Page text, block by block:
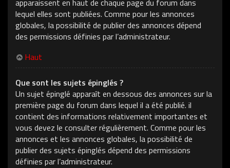
apparaissent en haut de chaque page du forum dans
lequel elles sont publiées. Comme pour les annonces
globales, la possibilité de publier des annonces dépend
des permissions définies par l’administrateur.
Haut
Que sont les sujets épinglés ?
Un sujet épinglé apparaît en dessous des annonces sur la
première page du forum dans lequel il a été publié. il
contient des informations relativement importantes et
vous devez le consulter régulièrement. Comme pour les
annonces et les annonces globales, la possibilité de
publier des sujets épinglés dépend des permissions
définies par l’administrateur.